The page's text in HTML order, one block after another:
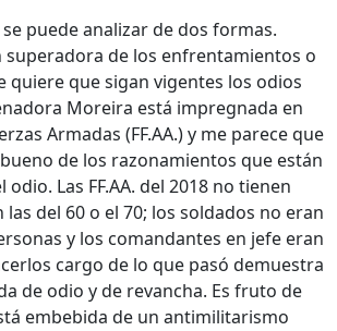
puede analizar de dos formas.
superadora de los enfrentamientos o
quiere que sigan vigentes los odios
Moreira está impregnada en
Armadas (FF.AA.) y me parece que
de los razonamientos que están
Las FF.AA. del 2018 no tienen
las del 60 o el 70; los soldados no eran
y los comandantes en jefe eran
cargo de lo que pasó demuestra
de odio y de revancha. Es fruto de
embebida de un antimilitarismo